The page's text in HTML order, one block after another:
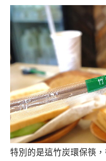
特別的是這竹炭環保筷